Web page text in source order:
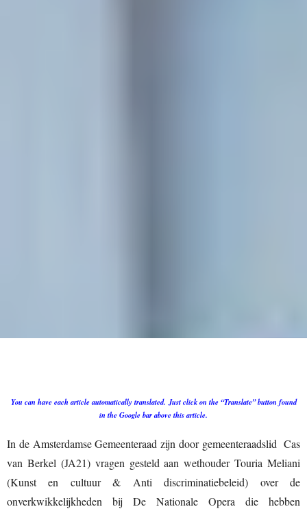
You can have each article automatically translated.Just click on the “Translate” button found
in the Google bar above this article.
In de Amsterdamse Gemeenteraad zijn door gemeenteraadslid Cas
van Berkel (JA21) vragen gesteld aan wethouder Touria Meliani
(Kunst en cultuur & Anti discriminatiebeleid) over de
onverkwikkelijkheden bij De Nationale Opera die hebben